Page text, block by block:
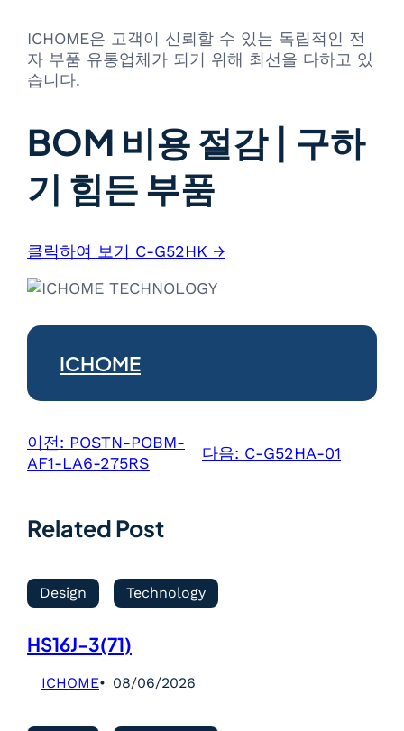
ICHOME은 고객이 신뢰할 수 있는 독립적인 전
자 부품 유통업체가 되기 위해 최선을 다하고 있
습니다.
BOM 비용 절감 | 구하
기 힘든 부품
클릭하여 보기 C-G52HK →
ICHOME
이전: POSTN-POBM-
AF1-LA6-275RS
다음: C-G52HA-01
Related Post
Design Technology
HS16J-3(71)
ICHOME 08/06/2026